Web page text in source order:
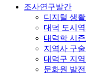
조사연구발간
디지털 생
대덕 도시
대덕학 시즌
지역사 구
대덕구 지
문화원 발